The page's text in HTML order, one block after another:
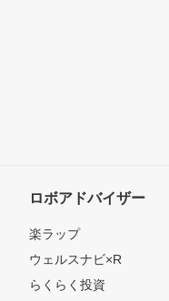
ロボアドバイザー
楽ラップ
ウェルスナビ×R
らくらく投資